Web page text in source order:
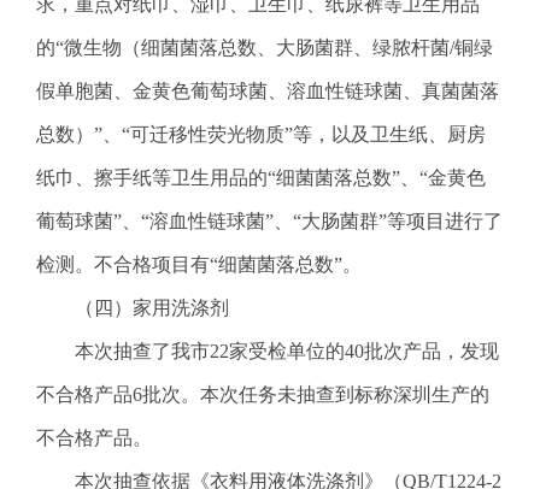
的“微生物（细菌菌落总数、大肠菌群、绿脓杆菌/铜绿
假单胞菌、金黄色葡萄球菌、溶血性链球菌、真菌菌落
总数）”、“可迁移性荧光物质”等，以及卫生纸、厨房
纸巾、擦手纸等卫生用品的“细菌菌落总数”、“金黄色
葡萄球菌”、“溶血性链球菌”、“大肠菌群”等项目进行了
检测。不合格项目有“细菌菌落总数”。
（四）家用洗涤剂
本次抽查了我市22家受检单位的40批次产品，发现
不合格产品6批次。本次任务未抽查到标称深圳生产的
不合格产品。
本次抽查依据《衣料用液体洗涤剂》（QB/T1224-2